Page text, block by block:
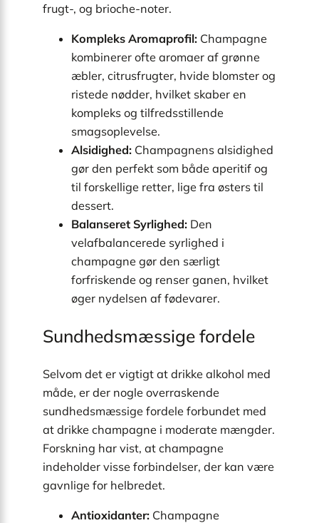
frugt-, og brioche-noter.
Kompleks Aromaprofil: Champagne
kombinerer ofte aromaer af grønne
æbler, citrusfrugter, hvide blomster og
ristede nødder, hvilket skaber en
kompleks og tilfredsstillende
smagsoplevelse.
Alsidighed: Champagnens alsidighed
gør den perfekt som både aperitif og
til forskellige retter, lige fra østers til
dessert.
Balanseret Syrlighed: Den
velafbalancerede syrlighed i
champagne gør den særligt
forfriskende og renser ganen, hvilket
øger nydelsen af fødevarer.
Sundhedsmæssige fordele
Selvom det er vigtigt at drikke alkohol med
måde, er der nogle overraskende
sundhedsmæssige fordele forbundet med
at drikke champagne i moderate mængder.
Forskning har vist, at champagne
indeholder visse forbindelser, der kan være
gavnlige for helbredet.
Antioxidanter: Champagne